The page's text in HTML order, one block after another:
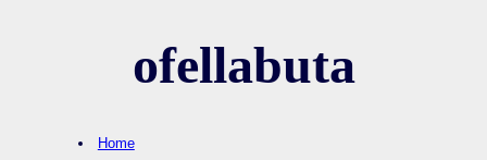
ofellabuta
Home